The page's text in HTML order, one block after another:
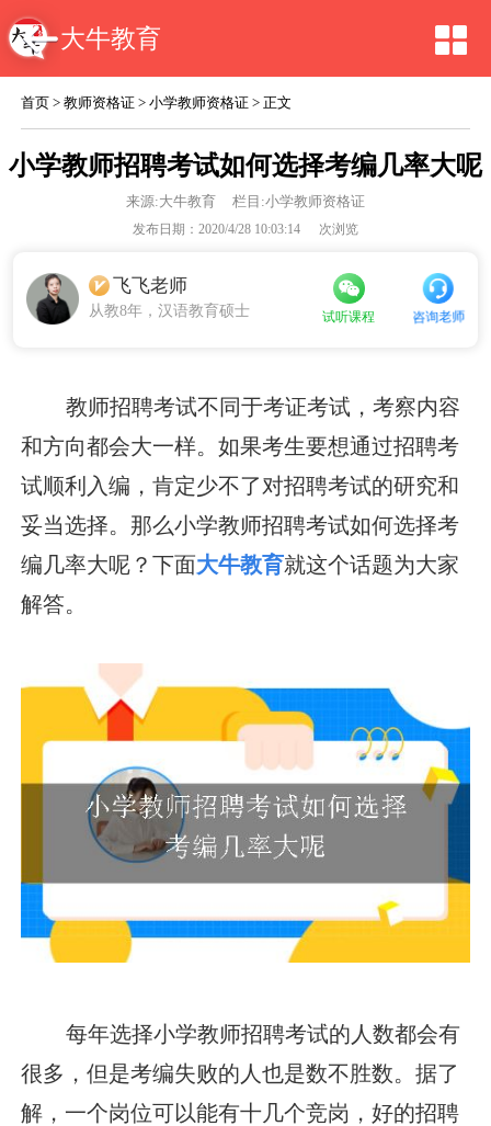
大牛教育
首页 >教师资格证 >小学教师资格证 > 正文
小学教师招聘考试如何选择考编几率大呢
来源:大牛教育 栏目:小学教师资格证
发布日期：2020/4/28 10:03:14 次浏览
飞飞老师
从教8年，汉语教育硕士 试听课程 咨询老师
教师招聘考试不同于考证考试，考察内容
和方向都会大一样。如果考生要想通过招聘考
试顺利入编，肯定少不了对招聘考试的研究和
妥当选择。那么小学教师招聘考试如何选择考
编几率大呢？下面大牛教育就这个话题为大家
解答。
每年选择小学教师招聘考试的人数都会有
很多，但是考编失败的人也是数不胜数。据了
解，一个岗位可以能有十几个竞岗，好的招聘